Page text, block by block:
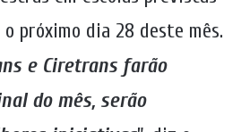
próximo dia 28 deste mês.
e Ciretrans farão
do mês, serão